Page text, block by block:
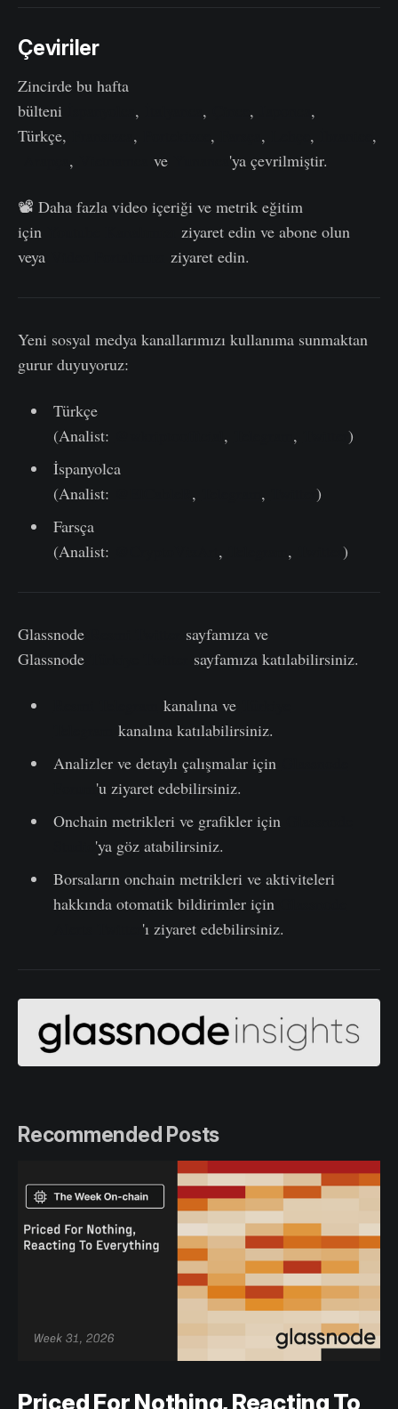
Çeviriler
Zincirde bu hafta
bülteni
, , ,
,
Türkçe,
, , , ,
,
, ve 'ya çevrilmiştir.
📽️ Daha fazla video içeriği ve metrik eğitim
için
ziyaret edin ve abone olun
veya
ziyaret edin.
Yeni sosyal medya kanallarımızı kullanıma sunmaktan
gurur duyuyoruz:
Türkçe
(Analist:
, ,
)
İspanyolca
(Analist:
, ,
)
Farsça
(Analist:
, , )
Glassnode
sayfamıza ve
Glassnode
sayfamıza katılabilirsiniz.
kanalına ve
kanalına katılabilirsiniz.
Analizler ve detaylı çalışmalar için
'u ziyaret edebilirsiniz.
Onchain metrikleri ve grafikler için
'ya göz atabilirsiniz.
Borsaların onchain metrikleri ve aktiviteleri
hakkında otomatik bildirimler için
'ı ziyaret edebilirsiniz.
Recommended Posts
Priced For Nothing, Reacting To